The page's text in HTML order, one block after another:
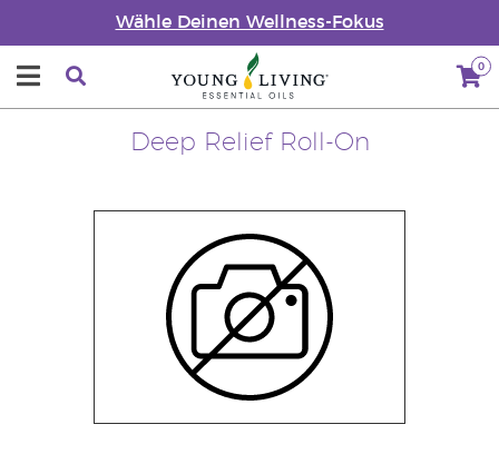
Wähle Deinen Wellness-Fokus
0
Deep Relief Roll-On